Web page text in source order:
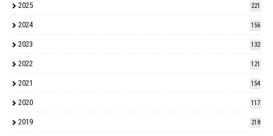
2025 221
2024 156
2023 132
2022 121
2021 154
2020 117
2019 218